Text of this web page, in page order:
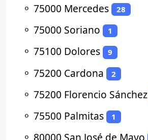
⚬ 75000 Mercedes 28
⚬ 75000 Soriano 1
⚬ 75100 Dolores 9
⚬ 75200 Cardona 2
⚬ 75200 Florencio Sánchez
⚬ 75500 Palmitas 1